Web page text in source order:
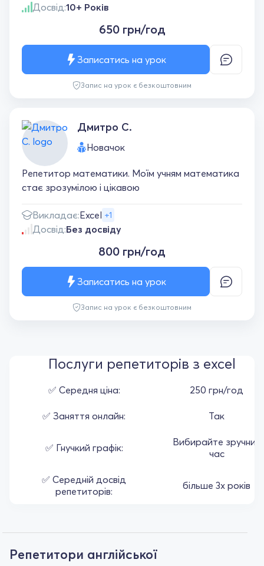
Досвід:10+ Років
650 грн/год
Запис на урок є безкоштовним
Записатись на урок
Дмитро С.
Новачок
Репетитор математики. Моїм учням математика
стає зрозумілою і цікавою
Викладає:Excel +1
Досвід:Без досвіду
800 грн/год
Запис на урок є безкоштовним
Записатись на урок
Послуги репетиторів з excel
✅ Середня ціна: 250 грн/год
✅ Заняття онлайн: Так
✅ Гнучкий графік:
Вибирайте зручний
час
✅ Середній досвід
репетиторів:
більше 3х років
Репетитори англійської